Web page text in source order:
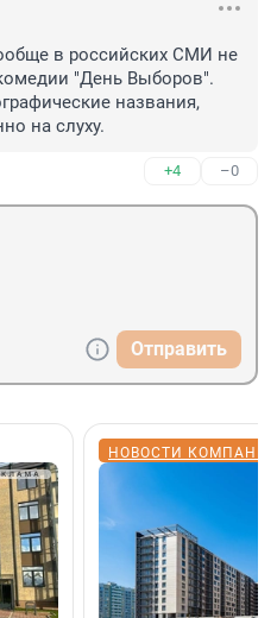
в российских СМИ не
"День Выборов".
названия,
на слуху.
+4 –0
Отправить
НОВОСТИ